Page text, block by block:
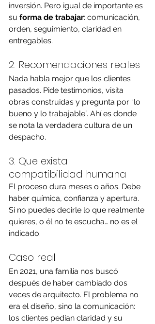
inversión. Pero igual de importante es
su forma de trabajar: comunicación,
orden, seguimiento, claridad en
entregables.
2. Recomendaciones reales
Nada habla mejor que los clientes
pasados. Pide testimonios, visita
obras construidas y pregunta por “lo
bueno y lo trabajable”. Ahí es donde
se nota la verdadera cultura de un
despacho.
3. Que exista
compatibilidad humana
El proceso dura meses o años. Debe
haber química, confianza y apertura.
Si no puedes decirle lo que realmente
quieres, o él no te escucha… no es el
indicado.
Caso real
En 2021, una familia nos buscó
después de haber cambiado dos
veces de arquitecto. El problema no
era el diseño, sino la comunicación:
los clientes pedían claridad y su